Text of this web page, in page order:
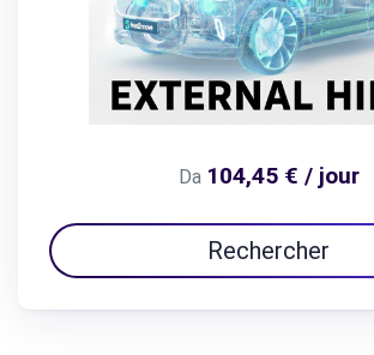
Da 104,45 € / jour
Rechercher